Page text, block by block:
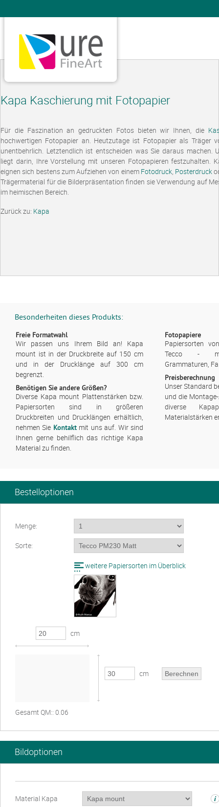
Kapa Kaschierung mit Fotopapier
Für die Faszination an gedruckten Fotos bieten wir Ihnen, die
hochwertigen Fotopapier an. Heutzutage ist Fotopapier als Träger
unentbehrlich. Letztendlich ist entscheiden was Sie daraus machen.
liegt darin, Ihre Vorstellung mit unseren Fotopapieren festzuhalten.
eignen sich bestens zum Aufziehen von einem Fotodruck, Posterdruck
Trägermaterial für die Bilderpräsentation finden sie Verwendung auf
im heimischen Bereich.
Zurück zu: Kapa
Besonderheiten dieses Produkts:
Freie Formatwahl
Wir passen uns Ihrem Bild an! Kapa
mount ist in der Druckbreite auf 150 cm
und in der Drucklänge auf 300 cm
begrenzt.
Benötigen Sie andere Größen?
Diverse Kapa mount Plattenstärken bzw.
Papiersorten sind in größeren
Druckbreiten und Drucklängen erhältlich,
nehmen Sie Kontaktmit uns auf. Wir sind
Ihnen gerne behilflich das richtige Kapa
Material zu finden.
Fotopapiere
Papiersorten
Tecco - mit
Grammaturen,
Preisberechnung
Unser Standard
und die
diverse
Materialstärken
Bestelloptionen
Menge:
Sorte:
weitere Papiersorten im Überblick
cm
cm
Gesamt QM:: 0.06
Bildoptionen
Material Kapa